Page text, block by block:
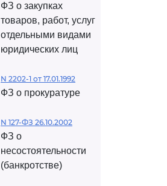
ФЗ о закупках
товаров, работ, услуг
отдельными видами
юридических лиц
N 2202-1 от 17.01.1992
ФЗ о прокуратуре
N 127-ФЗ 26.10.2002
ФЗ о
несостоятельности
(банкротстве)